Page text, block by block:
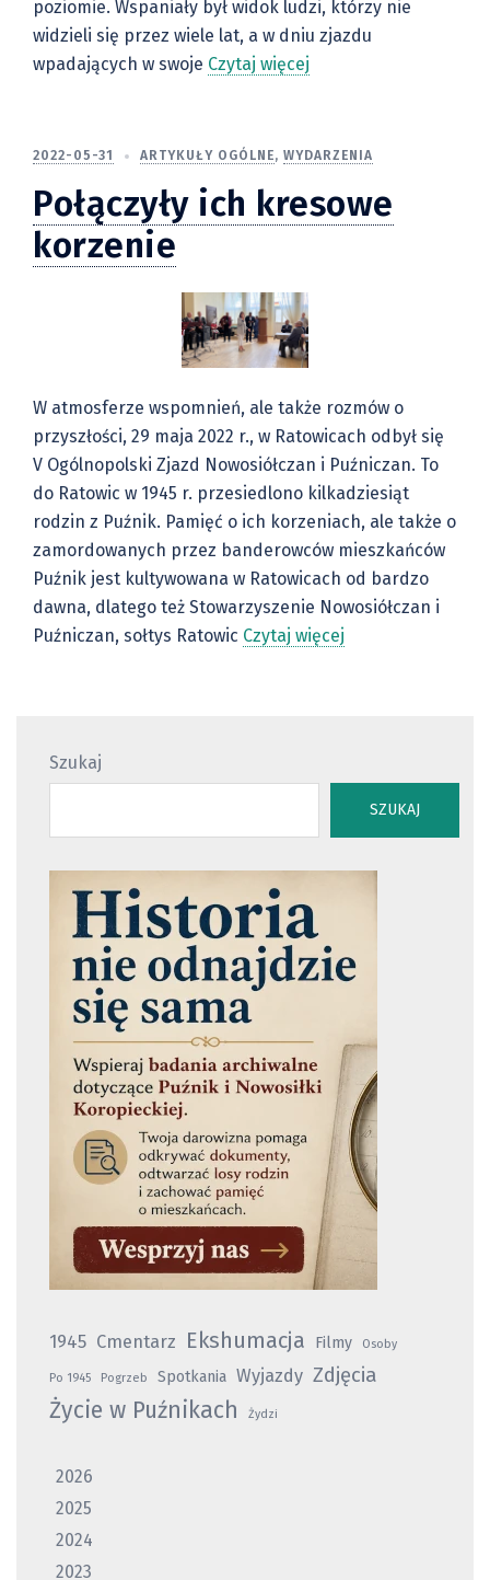
poziomie. Wspaniały był widok ludzi, którzy nie
widzieli się przez wiele lat, a w dniu zjazdu
wpadających w swoje Czytaj więcej
2022-05-31 ARTYKUŁY OGÓLNE, WYDARZENIA
Połączyły ich kresowe
korzenie
W atmosferze wspomnień, ale także rozmów o
przyszłości, 29 maja 2022 r., w Ratowicach odbył się
V Ogólnopolski Zjazd Nowosiółczan i Puźniczan. To
do Ratowic w 1945 r. przesiedlono kilkadziesiąt
rodzin z Puźnik. Pamięć o ich korzeniach, ale także o
zamordowanych przez banderowców mieszkańców
Puźnik jest kultywowana w Ratowicach od bardzo
dawna, dlatego też Stowarzyszenie Nowosiółczan i
Puźniczan, sołtys Ratowic Czytaj więcej
Szukaj
SZUKAJ
1945 Cmentarz Ekshumacja Filmy Osoby
Po 1945 Pogrzeb Spotkania Wyjazdy Zdjęcia
Życie w Puźnikach Żydzi
2026
2025
2024
2023